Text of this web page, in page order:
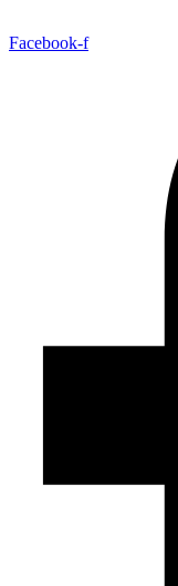
Facebook-f